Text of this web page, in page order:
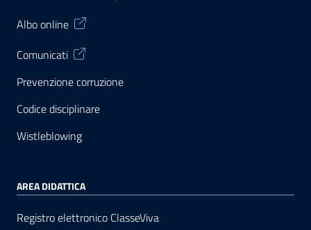
Albo online
Comunicati
Prevenzione corruzione
Codice disciplinare
Wistleblowing
AREA DIDATTICA
Registro elettronico ClasseViva